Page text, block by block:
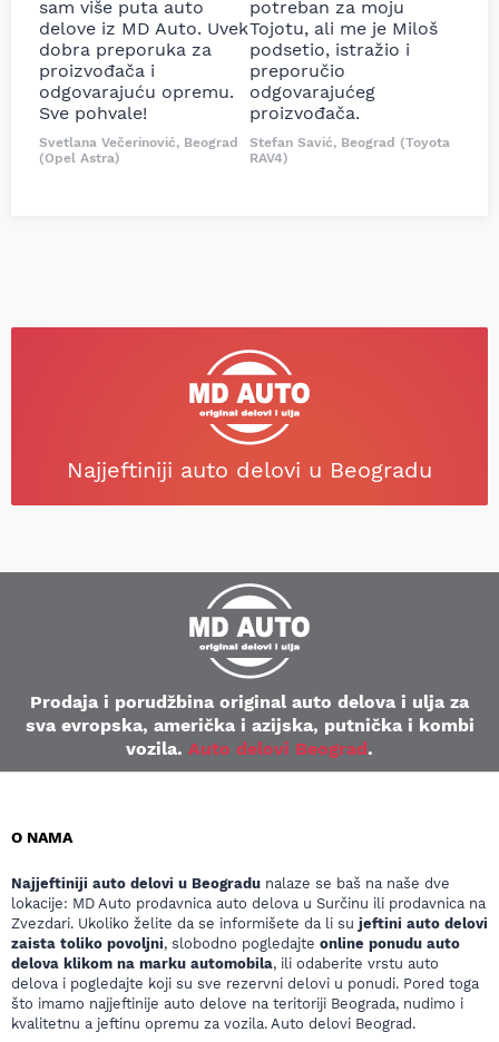
sam više puta auto
delove iz MD Auto. Uvek
dobra preporuka za
proizvođača i
odgovarajuću opremu.
Sve pohvale!
Svetlana Večerinović, Beograd
(Opel Astra)
potreban za moju
Tojotu, ali me je Miloš
podsetio, istražio i
preporučio
odgovarajućeg
proizvođača.
Stefan Savić, Beograd (Toyota
RAV4)
Najjeftiniji auto delovi u Beogradu
Prodaja i porudžbina original auto delova i ulja za
sva evropska, američka i azijska, putnička i kombi
vozila. Auto delovi Beograd.
O NAMA
Najjeftiniji auto delovi u Beogradu nalaze se baš na naše dve
lokacije: MD Auto prodavnica auto delova u Surčinu ili prodavnica na
Zvezdari. Ukoliko želite da se informišete da li su jeftini auto delovi
zaista toliko povoljni, slobodno pogledajte online ponudu auto
delova klikom na marku automobila, ili odaberite vrstu auto
delova i pogledajte koji su sve rezervni delovi u ponudi. Pored toga
što imamo najjeftinije auto delove na teritoriji Beograda, nudimo i
kvalitetnu a jeftinu opremu za vozila. Auto delovi Beograd.